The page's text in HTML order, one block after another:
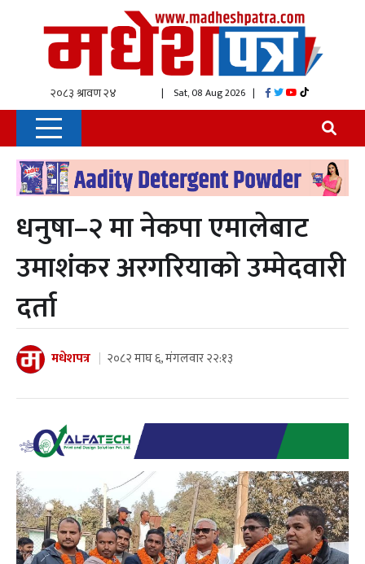
| Sat, 08 Aug 2026 |
धनुषा–२ मा नेकपा एमालेबाट
उमाशंकर अरगरियाको उम्मेदवारी
दर्ता
मधेशपत्र २०८२ माघ ६, मंगलवार २२:१३